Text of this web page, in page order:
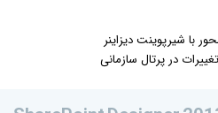
با شیرپوینت دیزاینر
در پرتال سازمانی